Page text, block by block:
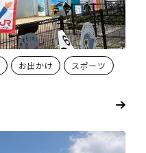
お出かけ
スポーツ